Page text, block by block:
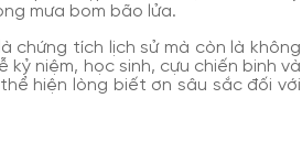
mưa bom bão lửa.
chứng tích lịch sử mà còn là không
niệm, học sinh, cựu chiến binh và
hiện lòng biết ơn sâu sắc đối với